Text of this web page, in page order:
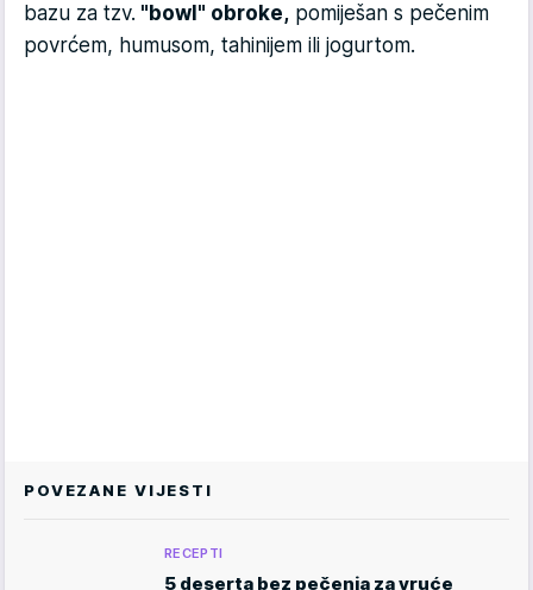
bazu za tzv. "bowl" obroke, pomiješan s pečenim
povrćem, humusom, tahinijem ili jogurtom.
POVEZANE VIJESTI
RECEPTI
5 deserta bez pečenja za vruće